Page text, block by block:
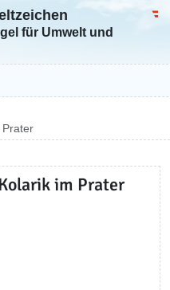
für Umwelt und
Prater
im Prater